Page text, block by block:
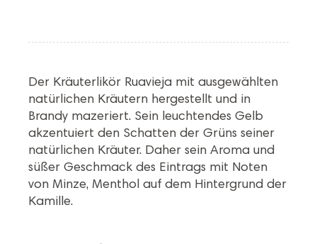
Der Kräuterlikör Ruavieja mit ausgewählten
natürlichen Kräutern hergestellt und in
Brandy mazeriert. Sein leuchtendes Gelb
akzentuiert den Schatten der Grüns seiner
natürlichen Kräuter. Daher sein Aroma und
süßer Geschmack des Eintrags mit Noten
von Minze, Menthol auf dem Hintergrund der
Kamille.